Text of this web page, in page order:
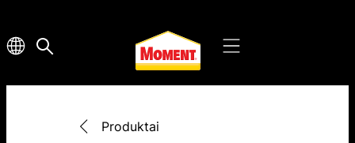
Produktai